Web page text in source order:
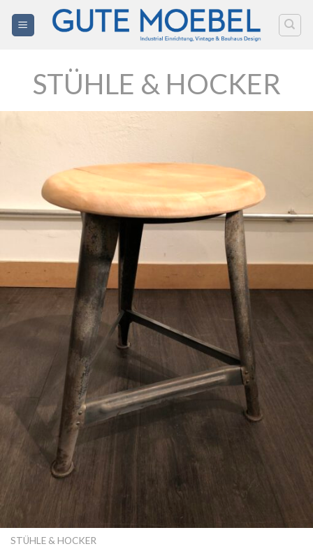
Inhalt
STÜHLE & HOCKER
STÜHLE & HOCKER